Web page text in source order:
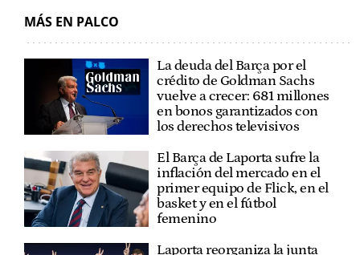
MÁS EN PALCO
La deuda del Barça por el
crédito de Goldman Sachs
vuelve a crecer: 681 millones
en bonos garantizados con
los derechos televisivos
El Barça de Laporta sufre la
inflación del mercado en el
primer equipo de Flick, en el
basket y en el fútbol
femenino
Laporta reorganiza la junta